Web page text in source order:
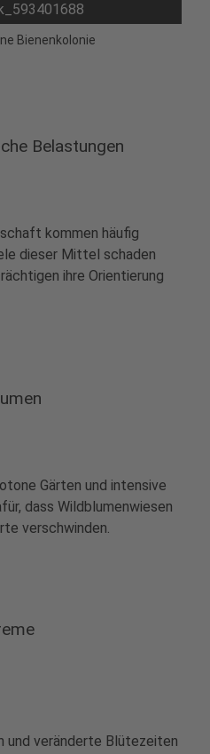
Bienenkolonie
Belastungen
kommen häufig
dieser Mittel schaden
ihre Orientierung
Gärten und intensive
dass Wildblumenwiesen
verschwinden.
und veränderte Blütezeiten